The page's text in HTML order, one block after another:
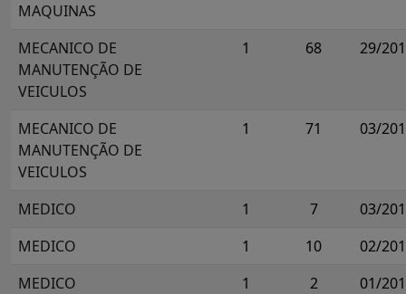
MAQUINAS
MECANICO DE
MANUTENÇÃO DE
VEICULOS
1 68 29/
MECANICO DE
MANUTENÇÃO DE
VEICULOS
1 71 03/
MEDICO 1 7
03/
MEDICO
1 10
02/
MEDICO
1 2
01/